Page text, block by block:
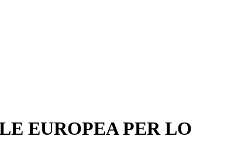
EUROPEA PER LO